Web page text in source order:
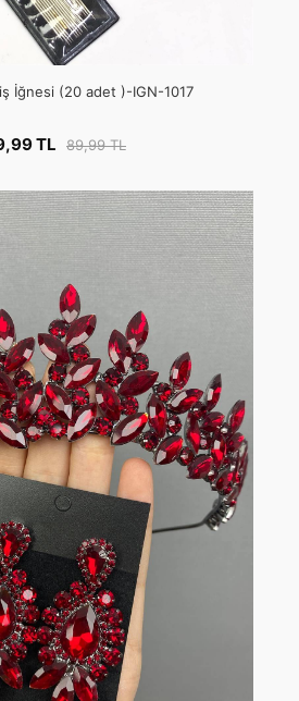
İğnesi (20 adet )-IGN-1017
TL 89,99 TL